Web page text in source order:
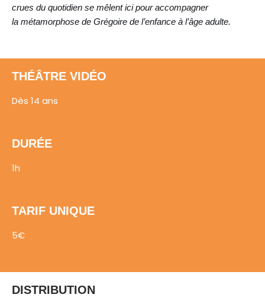
crues du quotidien se mêlent ici pour accompagner
la métamorphose de Grégoire de l’enfance à l’âge adulte.
THÉÂTRE VIDÉO
Dès 14 ans
DURÉE
1h
TARIF UNIQUE
5€
DISTRIBUTION